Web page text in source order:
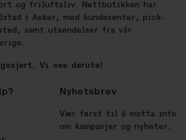
og friluftsliv. Nettbutikken har
i Asker, med kundesenter, pick-
samt utsendelser fra vår
Vi ses derute!
Nyhetsbrev
Vær først til å motta info
om kampanjer og nyheter.